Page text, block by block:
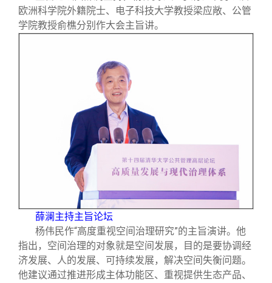
欧洲科学院外籍院士、电子科技大学教授梁应敞、公管
学院教授俞樵分别作大会主旨讲。
薛澜主持主旨论坛
杨伟民作“高度重视空间治理研究”的主旨演讲。他
指出，空间治理的对象就是空间发展，目的是要协调经
济发展、人的发展、可持续发展，解决空间失衡问题。
他建议通过推进形成主体功能区、重视提供生态产品、